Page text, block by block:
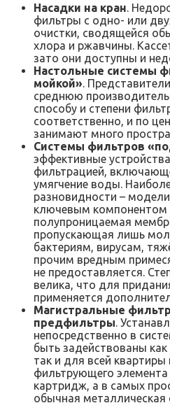
Насадки на кран .
фильтры с одно- или
очистки, сводящейся
хлора и ржавчины.
зато они доступны и
Настольные системы
мойкой» .
среднюю
способу и степени
соответственно, и по
занимают много
Системы фильтров
эффективные
фильтрацией,
умягчение воды.
разновидности –
ключевым компонентом
полупроницаемая
пропускающая лишь
бактериям, вирусам,
прочим вредным
не предоставляется.
велика, что для
применяется
Магистральные
предфильтры .
непосредственно в
быть задействованы
так и для всей
фильтрующего
картридж, а в самых
обычная металлическая